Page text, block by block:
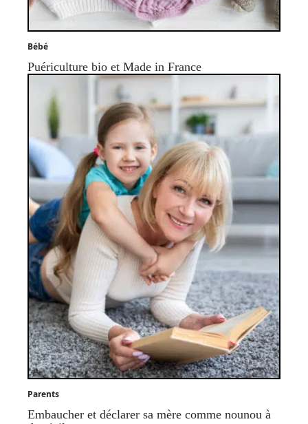
Bébé
Puériculture bio et Made in France
Parents
Embaucher et déclarer sa mère comme nounou à